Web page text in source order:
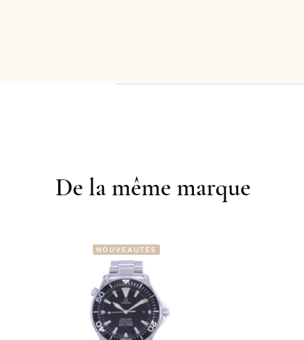
De la même marque
NOUVEAUTÉS